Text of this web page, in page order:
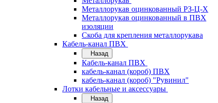
Металлорукав оцинкованный РЗ-Ц-Х
Металлорукав оцинкованный в ПВХ
изоляции
Скоба для крепления металлорукава
Кабель-канал ПВХ
Назад
Кабель-канал ПВХ
кабель-канал (короб) ПВХ
кабель-канал (короб) "Рувинил"
Лотки кабельные и аксессуары
Назад